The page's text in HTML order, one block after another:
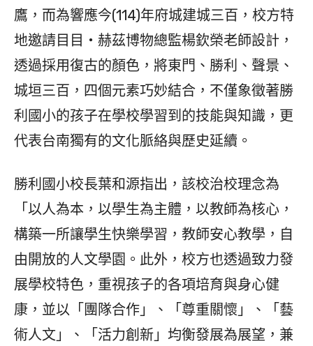
鷹，而為響應今(114)年府城建城三百，校方特
地邀請目目・赫茲博物總監楊欽榮老師設計，
透過採用復古的顏色，將東門、勝利、聲景、
城垣三百，四個元素巧妙結合，不僅象徵著勝
利國小的孩子在學校學習到的技能與知識，更
代表台南獨有的文化脈絡與歷史延續。
勝利國小校長葉和源指出，該校治校理念為
「以人為本，以學生為主體，以教師為核心，
構築一所讓學生快樂學習，教師安心教學，自
由開放的人文學園。此外，校方也透過致力發
展學校特色，重視孩子的各項培育與身心健
康，並以「團隊合作」、「尊重關懷」、「藝
術人文」、「活力創新」均衡發展為展望，兼